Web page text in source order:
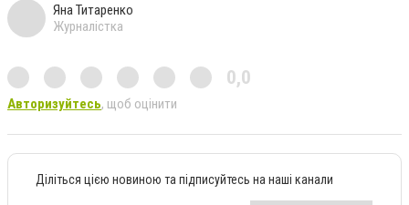
Яна Титаренко
Журналістка
0,0
Авторизуйтесь, щоб оцінити
Діліться цією новиною та підписуйтесь на наші канали